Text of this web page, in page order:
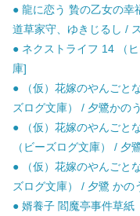
● 龍に恋う 贄の乙女の
道草家守、ゆきじるし /
● ネクストライフ 14 （
庫]
● （仮）花嫁のやんごと
ズログ文庫） / 夕鷺かの
● （仮）花嫁のやんごと
（ビーズログ文庫） / 夕
● （仮）花嫁のやんごと
ズログ文庫） / 夕鷺 かの
● 婿養子 閻魔亭事件草紙